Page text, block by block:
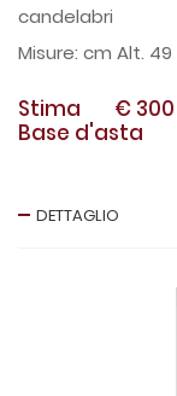
candelabri
cm Alt. 49
Stima € 300
Base d'asta
DETTAGLIO